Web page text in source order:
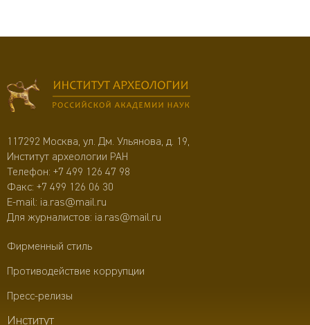
117292 Москва, ул. Дм. Ульянова, д. 19,
Институт археологии РАН
Телефон: +7 499 126 47 98
Факс: +7 499 126 06 30
E-mail: ia.ras@mail.ru
Для журналистов: ia.ras@mail.ru
Фирменный стиль
Противодействие коррупции
Пресс-релизы
Институт